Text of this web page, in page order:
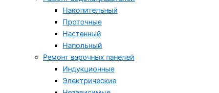
Накопительный
Проточные
Настенный
Напольный
Ремонт варочных панелей
Индукционные
Электрические